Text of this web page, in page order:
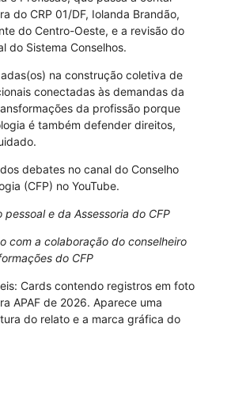
do CRP 01/DF, Iolanda Brandão,
do Centro-Oeste, e a revisão do
do Sistema Conselhos.
na construção coletiva de
conectadas às demandas da
da profissão porque
é também defender direitos,
debates no canal do Conselho
(CFP) no YouTube.
e da Assessoria do CFP
com a colaboração do conselheiro
do CFP
Cards contendo registros em foto
APAF de 2026. Aparece uma
do relato e a marca gráfica do